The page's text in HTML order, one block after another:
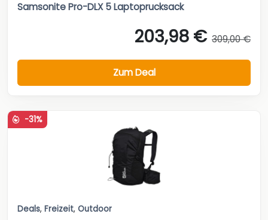
Samsonite Pro-DLX 5 Laptoprucksack
203,98 € 309,00 €
Zum Deal
-31%
Deals, Freizeit, Outdoor